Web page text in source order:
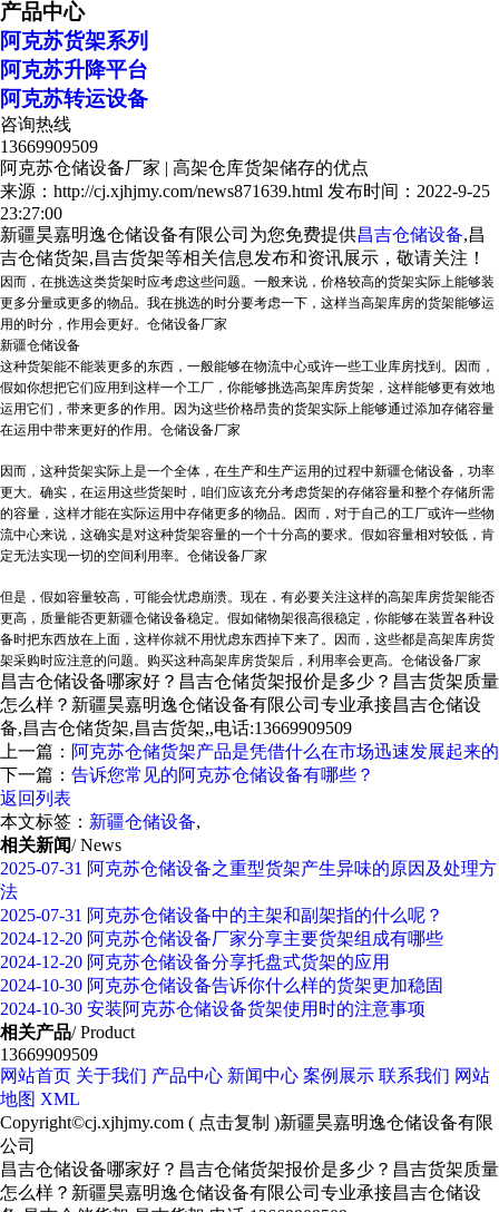
产品中心
阿克苏货架系列
阿克苏升降平台
阿克苏转运设备
咨询热线
13669909509
阿克苏仓储设备厂家 | 高架仓库货架储存的优点
来源：http://cj.xjhjmy.com/news871639.html 发布时间：2022-9-25
23:27:00
新疆昊嘉明逸仓储设备有限公司为您免费提供昌吉仓储设备,昌
吉仓储货架,昌吉货架等相关信息发布和资讯展示，敬请关注！
因而，在挑选这类货架时应考虑这些问题。一般来说，价格较高的货架实际上能够装
更多分量或更多的物品。我在挑选的时分要考虑一下，这样当高架库房的货架能够运
用的时分，作用会更好。仓储设备厂家
新疆仓储设备
这种货架能不能装更多的东西，一般能够在物流中心或许一些工业库房找到。因而，
假如你想把它们应用到这样一个工厂，你能够挑选高架库房货架，这样能够更有效地
运用它们，带来更多的作用。因为这些价格昂贵的货架实际上能够通过添加存储容量
在运用中带来更好的作用。仓储设备厂家
因而，这种货架实际上是一个全体，在生产和生产运用的过程中新疆仓储设备 ，功率
更大。确实，在运用这些货架时，咱们应该充分考虑货架的存储容量和整个存储所需
的容量，这样才能在实际运用中存储更多的物品。因而，对于自己的工厂或许一些物
流中心来说，这确实是对这种货架容量的一个十分高的要求。假如容量相对较低，肯
定无法实现一切的空间利用率。仓储设备厂家
但是，假如容量较高，可能会忧虑崩溃。现在，有必要关注这样的高架库房货架能否
更高，质量能否更新疆仓储设备稳定。假如储物架很高很稳定，你能够在装置各种设
备时把东西放在上面，这样你就不用忧虑东西掉下来了。因而，这些都是高架库房货
架采购时应注意的问题。购买这种高架库房货架后，利用率会更高。仓储设备厂家
昌吉仓储设备哪家好？昌吉仓储货架报价是多少？昌吉货架质量
怎么样？新疆昊嘉明逸仓储设备有限公司专业承接昌吉仓储设
备,昌吉仓储货架,昌吉货架,,电话:13669909509
上一篇： 阿克苏仓储货架产品是凭借什么在市场迅速发展起来的
下一篇： 告诉您常见的阿克苏仓储设备有哪些？
返回列表
本文标签： 新疆仓储设备,
相关新闻/ News
2025-07-31 阿克苏仓储设备之重型货架产生异味的原因及处理方
法
2025-07-31 阿克苏仓储设备中的主架和副架指的什么呢？
2024-12-20 阿克苏仓储设备厂家分享主要货架组成有哪些
2024-12-20 阿克苏仓储设备分享托盘式货架的应用
2024-10-30 阿克苏仓储设备告诉你什么样的货架更加稳固
2024-10-30 安装阿克苏仓储设备货架使用时的注意事项
相关产品/ Product
13669909509
网站首页 关于我们 产品中心 新闻中心 案例展示 联系我们 网站
地图 XML
Copyright©cj.xjhjmy.com ( 点击复制 )新疆昊嘉明逸仓储设备有限
公司
昌吉仓储设备哪家好？昌吉仓储货架报价是多少？昌吉货架质量
怎么样？新疆昊嘉明逸仓储设备有限公司专业承接昌吉仓储设